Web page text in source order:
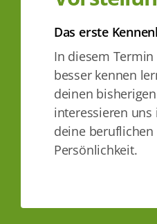
Das erste
In diesem
besser kennen
deinen
interessieren uns
deine
Persönlichkeit.